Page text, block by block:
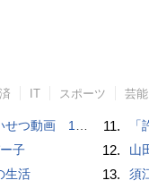
IT スポーツ 芸能
「薬もありますよ」とSNSで誘い出し
子
生活
11.
12. 山
13. 須